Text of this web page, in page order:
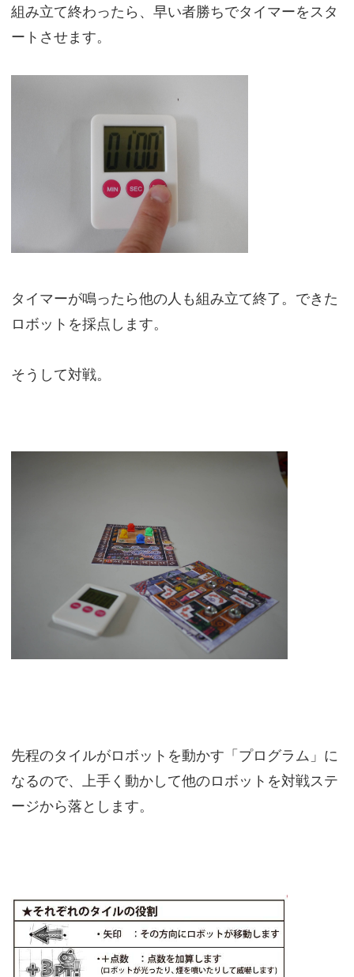
組み立て終わったら、早い者勝ちでタイマーをスタ
ートさせます。
タイマーが鳴ったら他の人も組み立て終了。できた
ロボットを採点します。
そうして対戦。
先程のタイルがロボットを動かす「プログラム」に
なるので、上手く動かして他のロボットを対戦ステ
ージから落とします。